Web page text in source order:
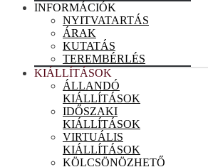
INFORMÁCIÓK
NYITVATARTÁS
ÁRAK
KUTATÁS
TEREMBÉRLÉS
KIÁLLÍTÁSOK
ÁLLANDÓ
KIÁLLÍTÁSOK
IDŐSZAKI
KIÁLLÍTÁSOK
VIRTUÁLIS
KIÁLLÍTÁSOK
KÖLCSÖNÖZHETŐ